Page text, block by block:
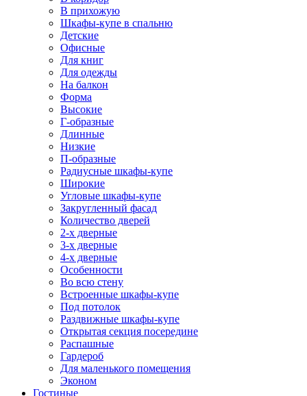
В прихожую
Шкафы-купе в спальню
Детские
Офисные
Для книг
Для одежды
На балкон
Форма
Высокие
Г-образные
Длинные
Низкие
П-образные
Радиусные шкафы-купе
Широкие
Угловые шкафы-купе
Закругленный фасад
Количество дверей
2-х дверные
3-х дверные
4-х дверные
Особенности
Во всю стену
Встроенные шкафы-купе
Под потолок
Раздвижные шкафы-купе
Открытая секция посередине
Распашные
Гардероб
Для маленького помещения
Эконом
Гостиные